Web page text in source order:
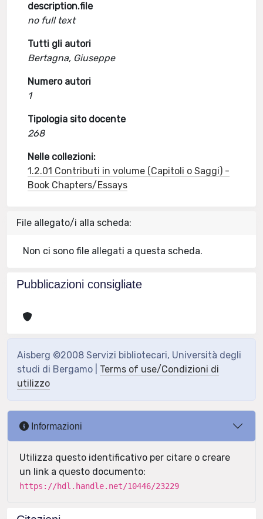
description.file
no full text
Tutti gli autori
Bertagna, Giuseppe
Numero autori
1
Tipologia sito docente
268
Nelle collezioni:
1.2.01 Contributi in volume (Capitoli o Saggi) -
Book Chapters/Essays
File allegato/i alla scheda:
Non ci sono file allegati a questa scheda.
Pubblicazioni consigliate
Aisberg ©2008 Servizi bibliotecari, Università degli
studi di Bergamo | Terms of use/Condizioni di
utilizzo
Informazioni
Utilizza questo identificativo per citare o creare
un link a questo documento:
https://hdl.handle.net/10446/23229